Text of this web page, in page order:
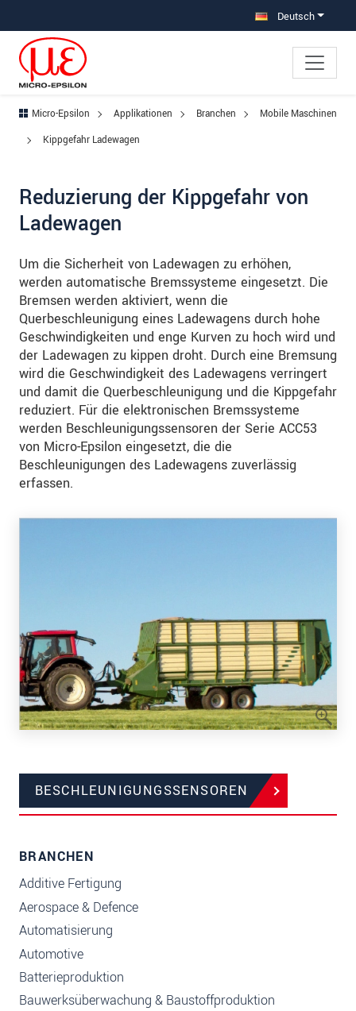
Deutsch
Micro-Epsilon Applikationen Branchen
Mobile Maschinen
Kippgefahr Ladewagen
Reduzierung der Kippgefahr von
Ladewagen
Um die Sicherheit von Ladewagen zu erhöhen,
werden automatische Bremssysteme eingesetzt. Die
Bremsen werden aktiviert, wenn die
Querbeschleunigung eines Ladewagens durch hohe
Geschwindigkeiten und enge Kurven zu hoch wird und
der Ladewagen zu kippen droht. Durch eine Bremsung
wird die Geschwindigkeit des Ladewagens verringert
und damit die Querbeschleunigung und die Kippgefahr
reduziert. Für die elektronischen Bremssysteme
werden Beschleunigungssensoren der Serie ACC53
von Micro­-Epsilon eingesetzt, die die
Beschleunigungen des Ladewagens zuverlässig
erfassen.
BESCHLEUNIGUNGSSENSOREN
BRANCHEN
Additive Fertigung
Aerospace & Defence
Automatisierung
Automotive
Batterieproduktion
Bauwerksüberwachung & Baustoffproduktion